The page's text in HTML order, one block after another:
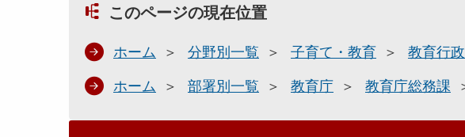
このページの現在位置
ホーム 分野別一覧 子育て・教育 教育行政
ホーム 部署別一覧 教育庁 教育庁総務課